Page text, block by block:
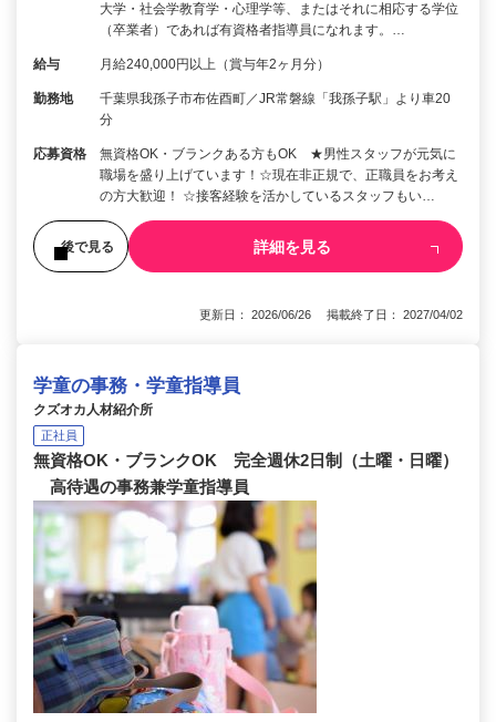
大学・社会学教育学・心理学等、またはそれに相応する学位
（卒業者）であれば有資格者指導員になれます。…
給与 月給240,000円以上（賞与年2ヶ月分）
勤務地
千葉県我孫子市布佐酉町／JR常磐線「我孫子駅」より車20
分
応募資格
無資格OK・ブランクある方もOK ★男性スタッフが元気に
職場を盛り上げています！☆現在非正規で、正職員をお考え
の方大歓迎！ ☆接客経験を活かしているスタッフもい…
後で見る 詳細を見る
更新日： 2026/06/26 掲載終了日： 2027/04/02
学童の事務・学童指導員
クズオカ人材紹介所
正社員
無資格OK・ブランクOK 完全週休2日制（土曜・日曜）
高待遇の事務兼学童指導員